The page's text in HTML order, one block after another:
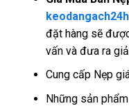
đặt hàng sẽ
vấn và đưa ra
Cung cấp Nẹp
Những sản